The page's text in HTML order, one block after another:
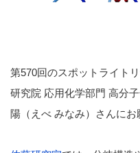
第570回のスポットライト
研究院 応用化学部門 高分
陽（えべ みなみ）さんにお